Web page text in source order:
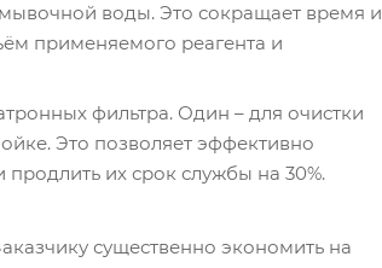
воды. Это сокращает время и
применяемого реагента и
фильтра. Один – для очистки
Это позволяет эффективно
их срок службы на 30%.
существенно экономить на